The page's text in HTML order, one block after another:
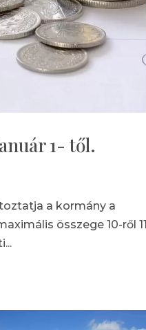
1- től.
a kormány a
összege 10-ről 11